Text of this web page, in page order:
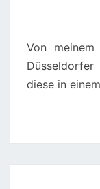
Von
diese in